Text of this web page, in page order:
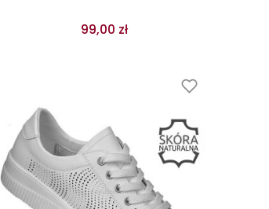
99,00 zł